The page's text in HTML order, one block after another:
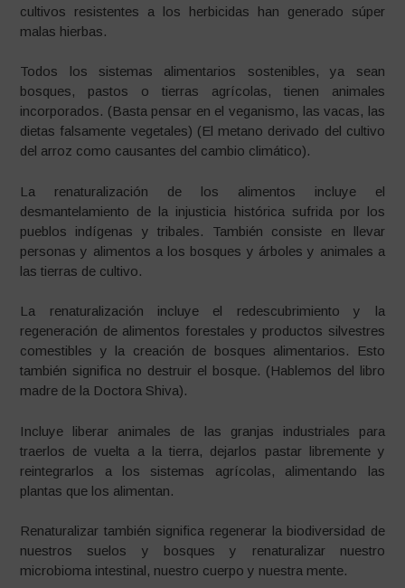
cultivos resistentes a los herbicidas han generado súper
malas hierbas.
Todos los sistemas alimentarios sostenibles, ya sean
bosques, pastos o tierras agrícolas, tienen animales
incorporados. (Basta pensar en el veganismo, las vacas, las
dietas falsamente vegetales) (El metano derivado del cultivo
del arroz como causantes del cambio climático).
La renaturalización de los alimentos incluye el
desmantelamiento de la injusticia histórica sufrida por los
pueblos indígenas y tribales. También consiste en llevar
personas y alimentos a los bosques y árboles y animales a
las tierras de cultivo.
La renaturalización incluye el redescubrimiento y la
regeneración de alimentos forestales y productos silvestres
comestibles y la creación de bosques alimentarios. Esto
también significa no destruir el bosque. (Hablemos del libro
madre de la Doctora Shiva).
Incluye liberar animales de las granjas industriales para
traerlos de vuelta a la tierra, dejarlos pastar libremente y
reintegrarlos a los sistemas agrícolas, alimentando las
plantas que los alimentan.
Renaturalizar también significa regenerar la biodiversidad de
nuestros suelos y bosques y renaturalizar nuestro
microbioma intestinal, nuestro cuerpo y nuestra mente.